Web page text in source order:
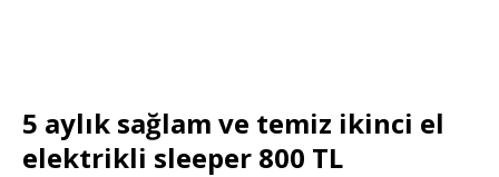
5 aylık sağlam ve temiz ikinci el
elektrikli sleeper 800 TL